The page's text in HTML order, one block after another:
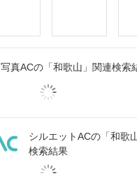
写真ACの「和歌山」関連検索
シルエットACの「和歌
検索結果